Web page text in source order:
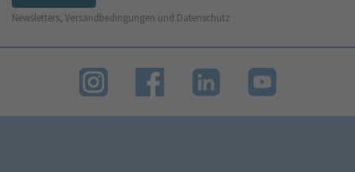
Newsletters, Versandbedingungen und Datenschutz